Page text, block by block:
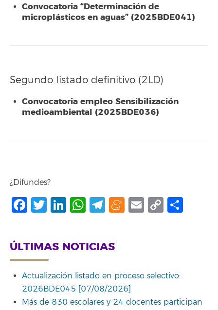
Convocatoria “Determinación de
microplásticos en aguas” (2025BDE041)
Segundo listado definitivo (2LD)
Convocatoria empleo Sensibilización
medioambiental (2025BDE036)
¿Difundes?
Facebook
Twitter
LinkedIn
WhatsApp
Telegram
Meneame
Email
Copy
ÚLTIMAS NOTICIAS
Actualización listado en proceso selectivo:
2026BDE045 [07/08/2026]
Más de 830 escolares y 24 docentes participan